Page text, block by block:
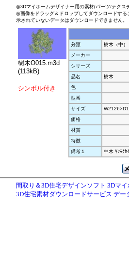
◎3Dマイホームデザイナー用の素材(パーツ/テクス
◎画像をドラッグ＆ドロップしてダウンロードす
示されていないデータはダウンロードできません。
樹木O015.m3d
(113kB)
シンボル付き
分類
樹木（中）
メーカー
シリーズ
品名
樹木
色
型番
サイズ
価格
材質
特徴
備考１
中木 ｷﾝﾓｸｾｲ
間取り＆3D住宅デザインソフト 3Dマ
3D住宅素材ダウンロードサービス デー